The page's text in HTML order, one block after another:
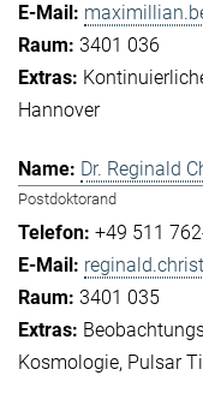
3401 036
Hannover
Dr. Reginald
Postdoktorand
+49 511
3401 035
Kosmologie Pulsar